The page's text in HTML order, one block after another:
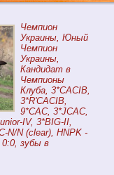
Чемпион
Украины, Юный
Чемпион
Украины,
Кандидат в
Чемпионы
Клуба, 3*CACIB,
3*R'CACIB,
9*CAC, 3*JCAC,
IV, 3*BIG-II,
N/N (clear), HNPK -
0:0, зубы в